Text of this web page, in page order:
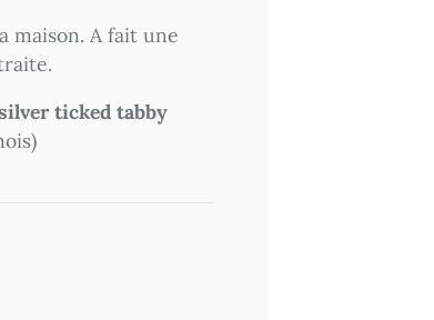
maison. A fait une
ticked tabby